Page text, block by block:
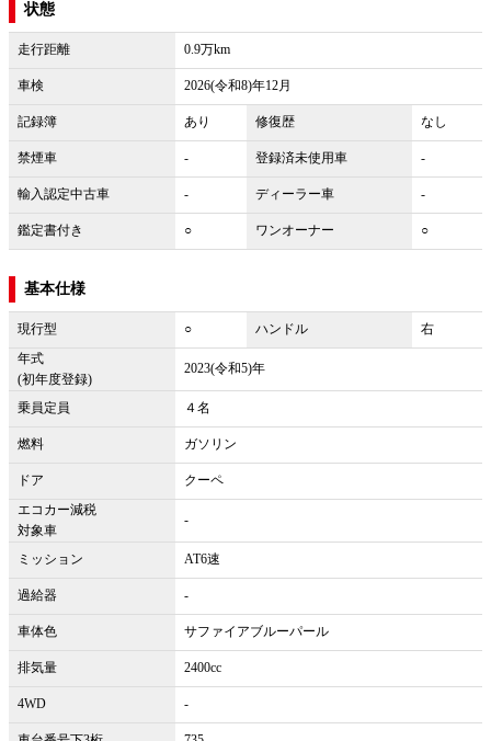
状態
走行距離 0.9万km
車検 2026(令和8)年12月
記録簿 あり 修復歴 なし
禁煙車 - 登録済未使用車 -
輸入認定中古車 - ディーラー車 -
鑑定書付き ○ ワンオーナー ○
基本仕様
現行型 ○ ハンドル
右
年式
(初年度登録)
2023(令和5)年
乗員定員 ４名
燃料 ガソリン
ドア
クーペ
エコカー減税
対象車
-
ミッション AT6速
過給器 -
車体色 サファイアブルーパール
排気量 2400cc
4WD -